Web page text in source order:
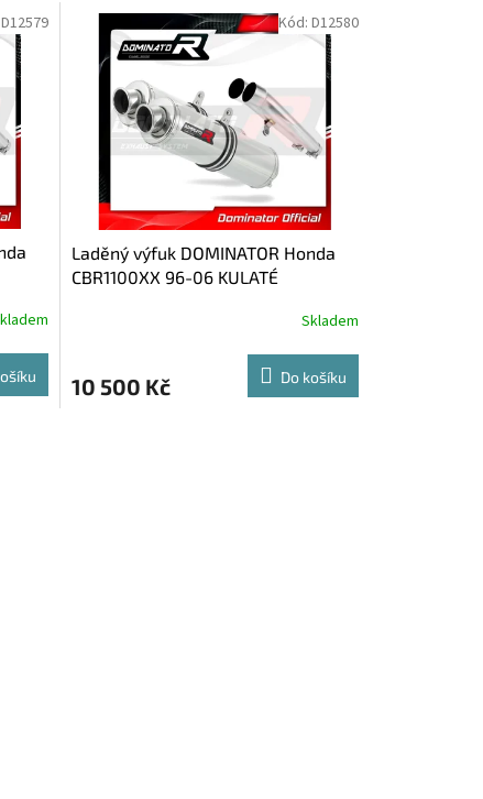
D12579
Laděný výfuk DOMINATOR Honda
CBR1100XX 96-06 KULATÉ
Skladem
10 500 Kč Do košíku
Kód: D12580